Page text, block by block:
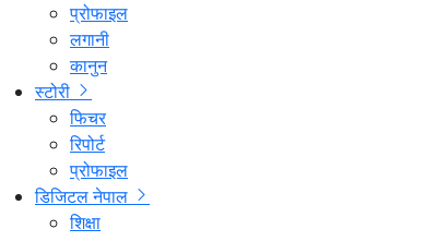
प्रोफाइल
लगानी
कानुन
स्टोरी
फिचर
रिपोर्ट
प्रोफाइल
डिजिटल नेपाल
शिक्षा